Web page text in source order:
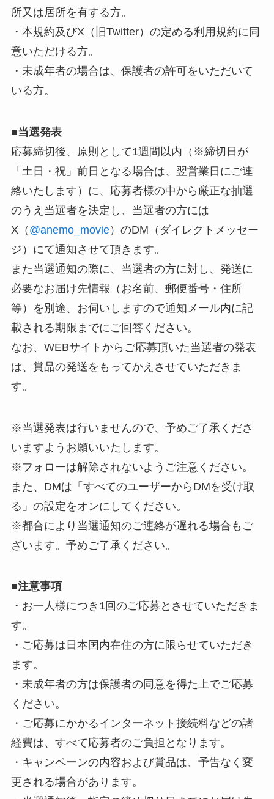
所又は居所を有する方。
・本規約及びX（旧Twitter）の定める利用規約に同
意いただける方。
・未成年者の場合は、保護者の許可をいただいて
いる方。
■当選発表
応募締切後、原則として1週間以内（※締切日が
「土日・祝」前日となる場合は、翌営業日にご連
絡いたします）に、応募者様の中から厳正な抽選
のうえ当選者を決定し、当選者の方には
X（ @anemo_movie）のDM（ダイレクトメッセー
ジ）にて通知させて頂きます。
また当選通知の際に、当選者の方に対し、発送に
必要なお届け先情報（お名前、郵便番号・住所
等）を別途、お伺いしますので通知メール内に記
載される期限までにご回答ください。
なお、WEBサイトからご応募頂いた当選者の発表
は、賞品の発送をもってかえさせていただきま
す。
※当選発表は行いませんので、予めご了承くださ
いますようお願いいたします。
※フォローは解除されないようご注意ください。
また、DMは「すべてのユーザーからDMを受け取
る」の設定をオンにしてください。
※都合により当選通知のご連絡が遅れる場合もご
ざいます。予めご了承ください。
■注意事項
・お一人様につき1回のご応募とさせていただきま
す。
・ご応募は日本国内在住の方に限らせていただき
ます。
・未成年者の方は保護者の同意を得た上でご応募
ください。
・ご応募にかかるインターネット接続料などの諸
経費は、すべて応募者のご負担となります。
・キャンペーンの内容および賞品は、予告なく変
更される場合があります。